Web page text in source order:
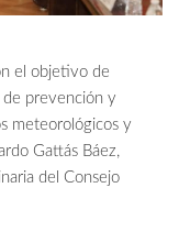
el objetivo de
de prevención y
meteorológicos y
Gattás Báez,
del Consejo